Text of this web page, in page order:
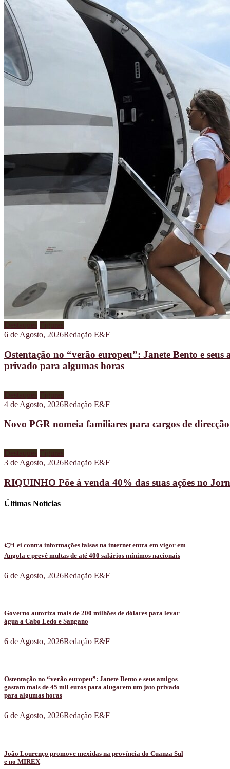
Destaques Figuras
6 de Agosto, 2026Redação E&F
Ostentação no “verão europeu”: Janete Bento e
privado para algumas horas
Destaques Figuras
4 de Agosto, 2026Redação E&F
Novo PGR nomeia familiares para cargos de direcção
Destaques Figuras
3 de Agosto, 2026Redação E&F
RIQUINHO Põe à venda 40% das suas ações no
Últimas Notícias
👉Lei contra informações falsas na internet entra em vigor em
Angola e prevê multas de até 400 salários mínimos nacionais
6 de Agosto, 2026Redação E&F
Governo autoriza mais de 200 milhões de dólares para levar
água a Cabo Ledo e Sangano
6 de Agosto, 2026Redação E&F
Ostentação no “verão europeu”: Janete Bento e seus amigos
gastam mais de 45 mil euros para alugarem um jato privado
para algumas horas
6 de Agosto, 2026Redação E&F
João Lourenço promove mexidas na província do Cuanza Sul
e no MIREX